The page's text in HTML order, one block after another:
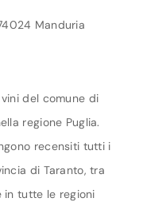
Manduria
del comune di
regione Puglia.
recensiti tutti i
di Taranto, tra
in tutte le regioni